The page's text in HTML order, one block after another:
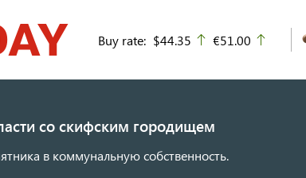
Buy rate: $44.35 up
€51.00
со скифским городищем
в коммунальную собственность.